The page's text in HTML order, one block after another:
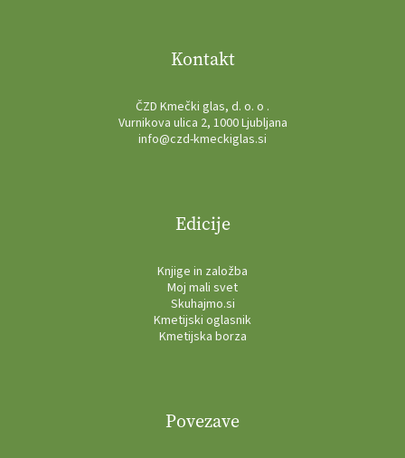
Kontakt
ČZD Kmečki glas, d. o. o .
Vurnikova ulica 2, 1000 Ljubljana
info@czd-kmeckiglas.si
Edicije
Knjige in založba
Moj mali svet
Skuhajmo.si
Kmetijski oglasnik
Kmetijska borza
Povezave